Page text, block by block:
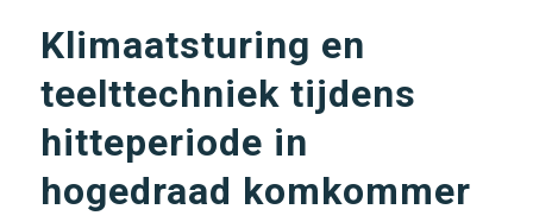
Klimaatsturing en
teelttechniek tijdens
hitteperiode in
hogedraad komkommer